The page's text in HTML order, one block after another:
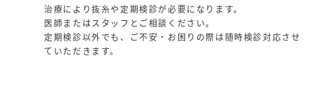
治療により抜糸や定期検診が必要になります。
医師またはスタッフとご相談ください。
定期検診以外でも、ご不安・お困りの際は随時検診対応させ
ていただきます。